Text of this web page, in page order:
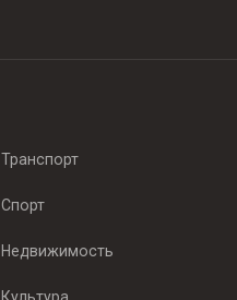
Транспорт
Спорт
Недвижимость